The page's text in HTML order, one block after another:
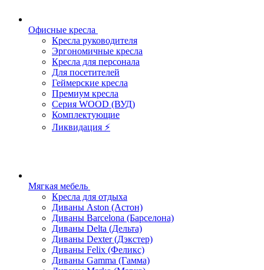
Офисные кресла
Кресла руководителя
Эргономичные кресла
Кресла для персонала
Для посетителей
Геймерские кресла
Премиум кресла
Серия WOOD (ВУД)
Комплектующие
Ликвидация ⚡
Мягкая мебель
Кресла для отдыха
Диваны Aston (Астон)
Диваны Barcelona (Барселона)
Диваны Delta (Дельта)
Диваны Dexter (Дэкстер)
Диваны Felix (Феликс)
Диваны Gamma (Гамма)